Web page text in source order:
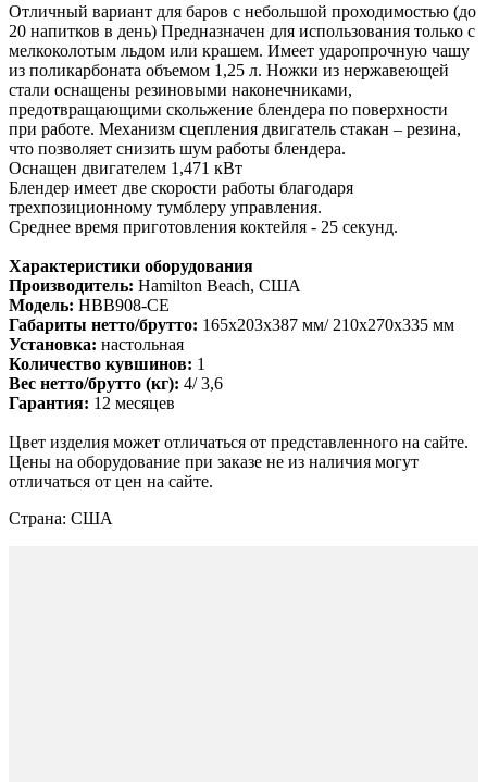
Отличный вариант для баров с небольшой проходимостью (до
20 напитков в день) Предназначен для использования только с
мелкоколотым льдом или крашем. Имеет ударопрочную чашу
из поликарбоната объемом 1,25 л. Ножки из нержавеющей
стали оснащены резиновыми наконечниками,
предотвращающими скольжение блендера по поверхности
при работе. Механизм сцепления двигатель стакан – резина,
что позволяет снизить шум работы блендера.
Оснащен двигателем 1,471 кВт
Блендер имеет две скорости работы благодаря
трехпозиционному тумблеру управления.
Среднее время приготовления коктейля - 25 секунд.
Характеристики оборудования
Производитель: Hamilton Beach, США
Модель: HBB908-CE
Габариты нетто/брутто: 165x203x387 мм/ 210x270x335 мм
Установка: настольная
Количество кувшинов: 1
Вес нетто/брутто (кг): 4/ 3,6
Гарантия: 12 месяцев
Цвет изделия может отличаться от представленного на сайте.
Цены на оборудование при заказе не из наличия могут
отличаться от цен на сайте.
Страна: США